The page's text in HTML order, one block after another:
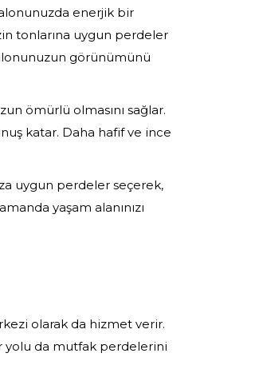
enerjik bir
tonlarına uygun perdeler
görünümünü
ömürlü olmasını sağlar.
katar. Daha hafif ve ince
uygun perdeler seçerek,
yaşam alanınızı
olarak da hizmet verir.
yolu da mutfak perdelerini